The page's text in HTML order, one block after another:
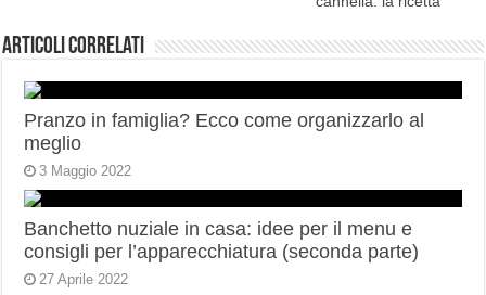
Articoli correlati
Pranzo in famiglia? Ecco come organizzarlo al
meglio
3 Maggio 2022
Banchetto nuziale in casa: idee per il menu e
consigli per l’apparecchiatura (seconda parte)
27 Aprile 2022